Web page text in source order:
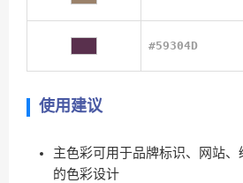
#59304D
使用建议
主色彩可用于品牌标识、网站、
的色彩设计